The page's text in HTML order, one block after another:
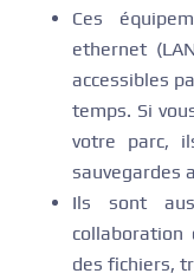
Ces
ethernet
accessibles
temps. Si
votre parc,
sauvegardes
Ils sont
des fichiers,